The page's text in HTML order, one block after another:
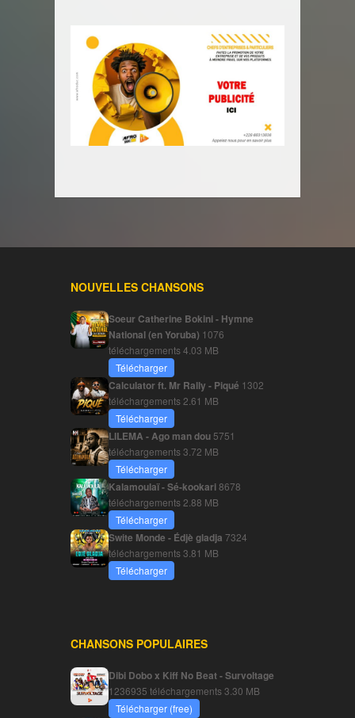
NOUVELLES CHANSONS
Soeur Catherine Bokini - Hymne
National (en Yoruba) 1076
téléchargements4.03 MB
Télécharger
Calculator ft. Mr Rally - Piqué 1302
téléchargements 2.61 MB
Télécharger
LILEMA - Ago man dou 5751
téléchargements3.72 MB
Télécharger
Kalamoulaï - Sé-kookari8678
téléchargements 2.88 MB
Télécharger
Swite Monde - Édjè gladja 7324
téléchargements3.81 MB
Télécharger
CHANSONS POPULAIRES
Dibi Dobo x Kiff No Beat - Survoltage
1236935 téléchargements3.30 MB
Télécharger (free)